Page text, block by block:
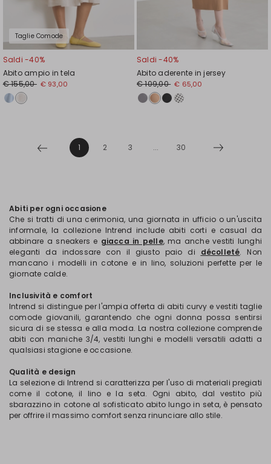
Taglie Comode
Saldi -40%
Abito ampio in tela
€ 155,00 € 93,00
Saldi -40%
Abito aderente in jersey
€ 109,00 € 65,00
1 2 3 ... 30
Abiti per ogni occasione
Che si tratti di una cerimonia, una giornata in ufficio o un'uscita
informale, la collezione Intrend include abiti corti e casual da
abbinare a sneakers e giacca in pelle, ma anche vestiti lunghi
eleganti da indossare con il giusto paio di décolleté. Non
mancano i modelli in cotone e in lino, soluzioni perfette per le
giornate calde.
Inclusività e comfort
Intrend si distingue per l'ampia offerta di abiti curvy e vestiti taglie
comode giovanili, garantendo che ogni donna possa sentirsi
sicura di se stessa e alla moda. La nostra collezione comprende
abiti con maniche 3/4, vestiti lunghi e modelli versatili adatti a
qualsiasi stagione e occasione.
Qualità e design
La selezione di Intrend si caratterizza per l'uso di materiali pregiati
come il cotone, il lino e la seta. Ogni abito, dal vestito più
sbarazzino in cotone al sofisticato abito lungo in seta, è pensato
per offrire il massimo comfort senza rinunciare allo stile.